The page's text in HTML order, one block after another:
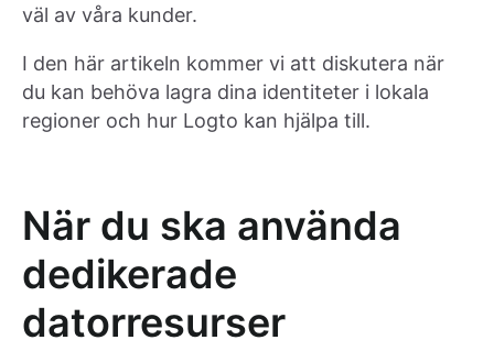
väl av våra kunder.
I den här artikeln kommer vi att diskutera när
du kan behöva lagra dina identiteter i lokala
regioner och hur Logto kan hjälpa till.
När du ska använda
dedikerade
datorresurser